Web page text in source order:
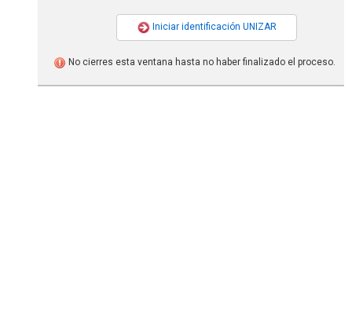
Iniciar identificación UNIZAR
No cierres esta ventana hasta no haber finalizado el proceso.